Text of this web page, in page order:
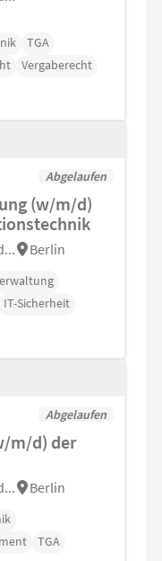
TGA
Vergaberecht
Abgelaufen
(w/m/d)
Berlin
IT-Sicherheit
Abgelaufen
m/d) der
Berlin
TGA